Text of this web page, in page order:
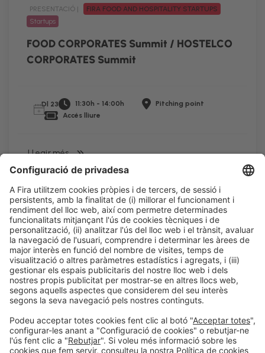
PRESENTACIÓ |
FIRA FOOD AND HOSPITALITY STARTUPS
Startups
FOOD CORPORATES Summit / HOSTELCO
CORPORATES Summit
Dl 23 11:30h - 14:00h
Pitching point
Accés lliure
LLegir més
Informació legalAvís legal Política de privacitatPolítica de cookies